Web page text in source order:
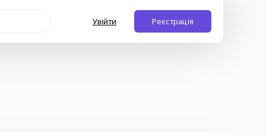
Увійти Реєстрація